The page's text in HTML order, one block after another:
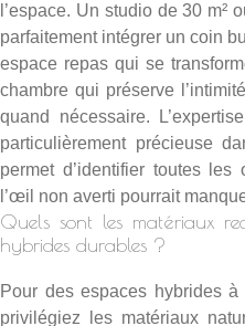
l’espace. Un studio de 30 m²
parfaitement intégrer un coin
espace repas qui se
chambre qui préserve
quand nécessaire.
particulièrement précieuse
permet d’identifier toutes les
l’œil non averti pourrait
Quels sont les matériaux
hybrides durables ?
Pour des espaces hybrides
privilégiez les matériaux